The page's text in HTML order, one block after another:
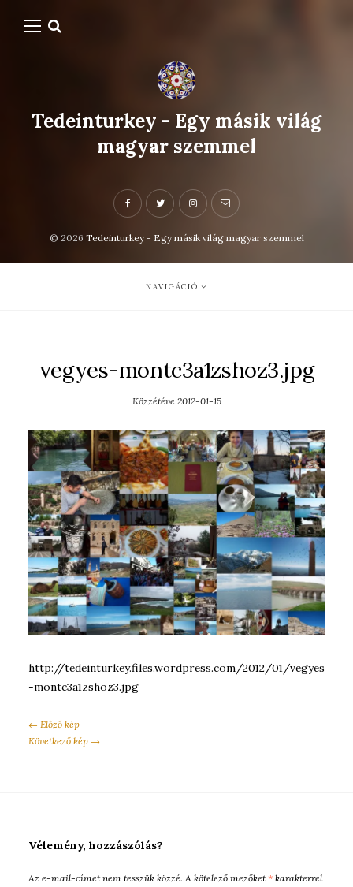
Tedeinturkey - Egy másik világ
magyar szemmel
© 2026 Tedeinturkey - Egy másik világ magyar szemmel
NAVIGÁCIÓ
vegyes-montc3a1zshoz3.jpg
Közzétéve 2012-01-15
http://tedeinturkey.files.wordpress.com/2012/01/vegyes
-montc3a1zshoz3.jpg
← Előző kép
Következő kép →
Vélemény, hozzászólás?
Az e-mail-címet nem tesszük közzé. A kötelező mezőket* karakterrel